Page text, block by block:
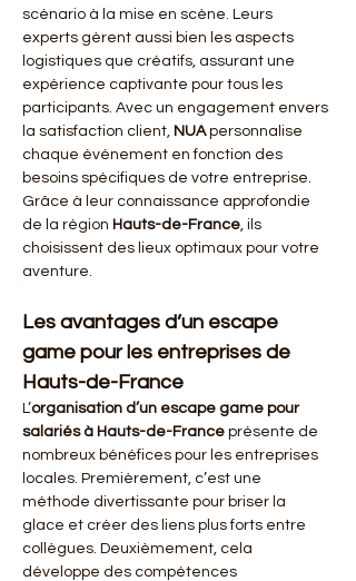
scénario à la mise en scène. Leurs
experts gèrent aussi bien les aspects
logistiques que créatifs, assurant une
expérience captivante pour tous les
participants. Avec un engagement envers
la satisfaction client, NUA personnalise
chaque événement en fonction des
besoins spécifiques de votre entreprise.
Grâce à leur connaissance approfondie
de la région Hauts-de-France, ils
choisissent des lieux optimaux pour votre
aventure.
Les avantages d’un escape
game pour les entreprises de
Hauts-de-France
L’organisation d’un escape game pour
salariés à Hauts-de-France présente de
nombreux bénéfices pour les entreprises
locales. Premièrement, c’est une
méthode divertissante pour briser la
glace et créer des liens plus forts entre
collègues. Deuxièmement, cela
développe des compétences